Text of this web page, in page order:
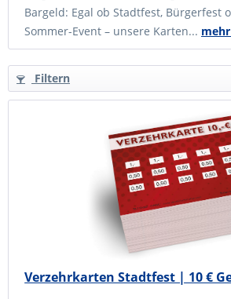
Bargeld: Egal ob Stadtfest, Bürgerfest
Sommer-Event – unsere Karten...
Filtern
Verzehrkarten Stadtfest | 10 €